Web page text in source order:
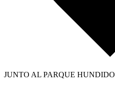
JUNTO AL PARQUE HUNDIDO